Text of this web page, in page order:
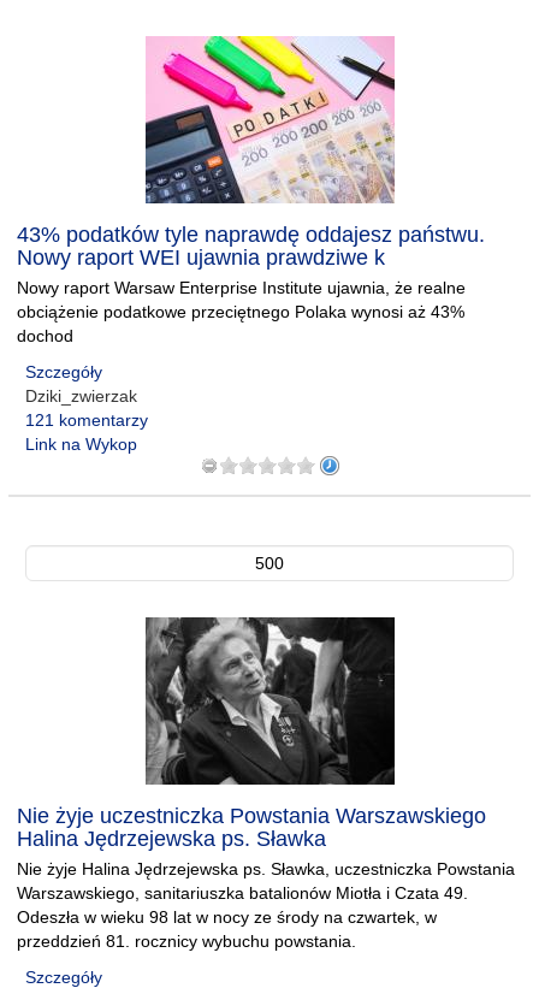
43% podatków tyle naprawdę oddajesz państwu.
Nowy raport WEI ujawnia prawdziwe k
Nowy raport Warsaw Enterprise Institute ujawnia, że realne
obciążenie podatkowe przeciętnego Polaka wynosi aż 43%
dochod
Szczegóły
Dziki_zwierzak
121 komentarzy
Link na Wykop
500
Nie żyje uczestniczka Powstania Warszawskiego
Halina Jędrzejewska ps. Sławka
Nie żyje Halina Jędrzejewska ps. Sławka, uczestniczka Powstania
Warszawskiego, sanitariuszka batalionów Miotła i Czata 49.
Odeszła w wieku 98 lat w nocy ze środy na czwartek, w
przeddzień 81. rocznicy wybuchu powstania.
Szczegóły